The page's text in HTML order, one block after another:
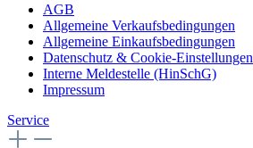
AGB
Allgemeine Verkaufsbedingungen
Allgemeine Einkaufsbedingungen
Datenschutz & Cookie-Einstellungen
Interne Meldestelle (HinSchG)
Impressum
Service